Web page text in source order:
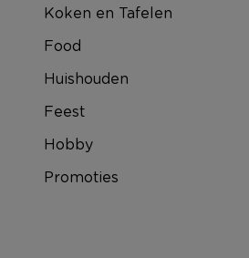
Koken en Tafelen
Food
Huishouden
Feest
Hobby
Promoties